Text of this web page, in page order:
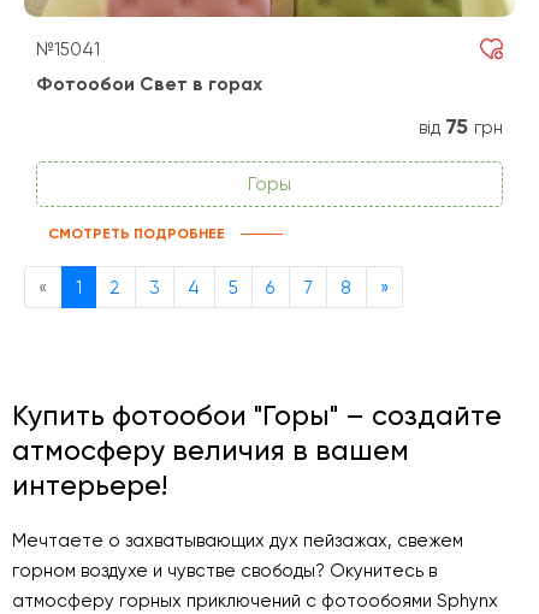
№15041
Фотообои Свет в горах
від 75 грн
Горы
СМОТРЕТЬ ПОДРОБНЕЕ
« Previous
1 2 3 4 5 6 7 8 »Next
Купить фотообои "Горы" – создайте
атмосферу величия в вашем
интерьере!
Мечтаете о захватывающих дух пейзажах, свежем
горном воздухе и чувстве свободы? Окунитесь в
атмосферу горных приключений с фотообоями Sphynx